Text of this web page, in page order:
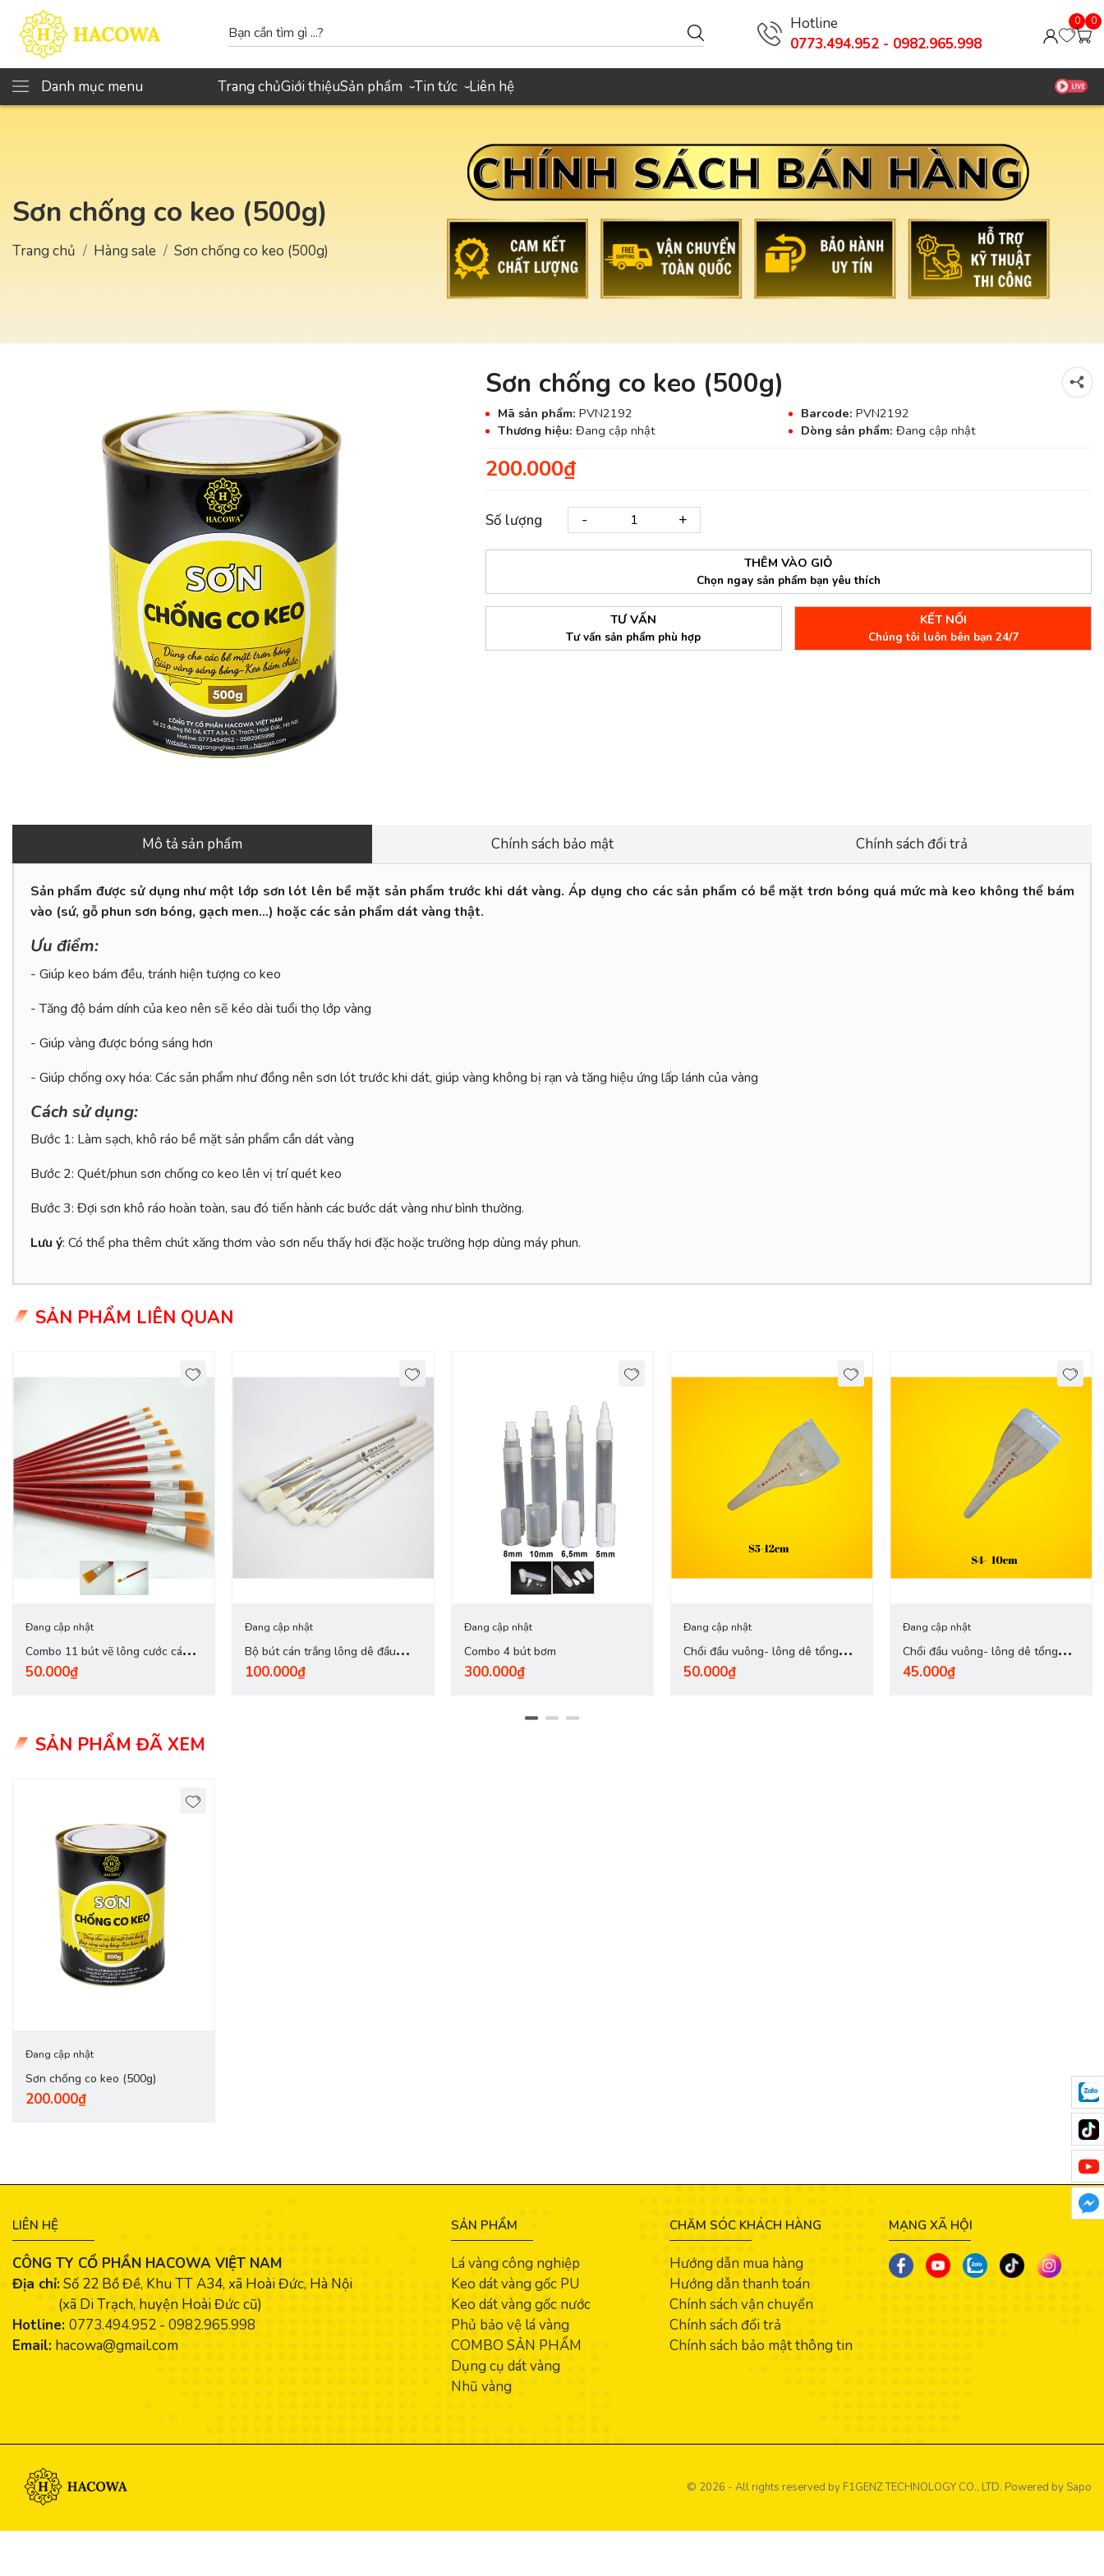
Hotline
0773.494.952 - 0982.965.998
0 0
Danh mục menu Trang chủGiới thiệuSản phẩm ›Tin tức ›Liên hệ
Sơn chống co keo (500g)
Trang chủ Hàng sale Sơn chống co keo (500g)
Sơn chống co keo (500g)
Mã sản phẩm: PVN2192 Barcode: PVN2192
Thương hiệu: Đang cập nhật Dòng sản phẩm: Đang cập nhật
200.000₫
Số lượng - +
THÊM VÀO GIỎ
Chọn ngay sản phẩm bạn yêu thích
TƯ VẤN
Tư vấn sản phẩm phù hợp
KẾT NỐI
Chúng tôi luôn bên bạn 24/7
Mô tả sản phẩm Chính sách bảo mật Chính sách đổi trả
Sản phẩm được sử dụng như một lớp sơn lót lên bề mặt sản phẩm trước khi dát vàng. Áp dụng cho các sản phẩm có bề mặt trơn bóng quá mức mà keo không thể bám
vào (sứ, gỗ phun sơn bóng, gạch men...) hoặc các sản phẩm dát vàng thật.
Ưu điểm:
- Giúp keo bám đều, tránh hiện tượng co keo
- Tăng độ bám dính của keo nên sẽ kéo dài tuổi thọ lớp vàng
- Giúp vàng được bóng sáng hơn
- Giúp chống oxy hóa: Các sản phẩm như đồng nên sơn lót trước khi dát, giúp vàng không bị rạn và tăng hiệu ứng lấp lánh của vàng
Cách sử dụng:
Bước 1: Làm sạch, khô ráo bề mặt sản phẩm cần dát vàng
Bước 2: Quét/phun sơn chống co keo lên vị trí quét keo
Bước 3: Đợi sơn khô ráo hoàn toàn, sau đó tiến hành các bước dát vàng như bình thường.
Lưu ý: Có thể pha thêm chút xăng thơm vào sơn nếu thấy hơi đặc hoặc trường hợp dùng máy phun.
SẢN PHẨM LIÊN QUAN
Đang cập nhật
Combo 11 bút vẽ lông cước cán
đỏ
50.000₫
Đang cập nhật
Bộ bút cán trắng lông dê đầu
bằng (6 cái)
100.000₫
Đang cập nhật
Combo 4 bút bơm
300.000₫
Đang cập nhật
Chổi đầu vuông- lông dê tổng
hợp - S5'' (12cm)
50.000₫
Đang cập nhật
Chổi đầu vuông- lông dê tổng
hợp - S4'' (10cm)
45.000₫
SẢN PHẨM ĐÃ XEM
Đang cập nhật
Sơn chống co keo (500g)
200.000₫
LIÊN HỆ
CÔNG TY CỔ PHẦN HACOWA VIỆT NAM
Địa chỉ:Số 22 Bồ Đề, Khu TT A34, xã Hoài Đức, Hà Nội
(xã Di Trạch, huyện Hoài Đức cũ)
Hotline: 0773.494.952 - 0982.965.998
Email: hacowa@gmail.com
SẢN PHẨM
Lá vàng công nghiệp
Keo dát vàng gốc PU
Keo dát vàng gốc nước
Phủ bảo vệ lá vàng
COMBO SẢN PHẨM
Dụng cụ dát vàng
Nhũ vàng
CHĂM SÓC KHÁCH HÀNG
Hướng dẫn mua hàng
Hướng dẫn thanh toán
Chính sách vận chuyển
Chính sách đổi trả
Chính sách bảo mật thông tin
MẠNG XÃ HỘI
© 2026 - All rights reserved by F1GENZ TECHNOLOGY CO., LTD. Powered by Sapo